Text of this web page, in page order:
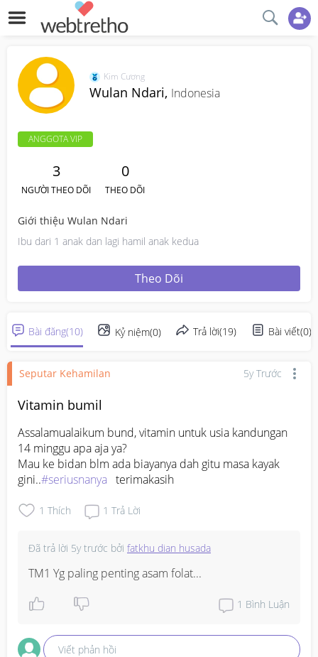
Kim Cương
Wulan Ndari, Indonesia
ANGGOTA VIP
3
NGƯỜI THEO DÕI
0
THEO DÕI
Giới thiệu Wulan Ndari
Ibu dari 1 anak dan lagi hamil anak kedua
Theo Dõi
Bài đăng(10) Kỷ niệm(0) Trả lời(19) Bài viết(0)
Seputar Kehamilan 5y Trước
Vitamin bumil
Assalamualaikum bund, vitamin untuk usia kandungan
14 minggu apa aja ya?
Mau ke bidan blm ada biayanya dah gitu masa kayak
gini..#seriusnanya
   terimakasih
1 Thích 1 Trả Lời
Đã trả lời 5y trước bởi fatkhu dian husada
TM1 Yg paling penting asam folat...
1 Bình Luận
Viết phản hồi